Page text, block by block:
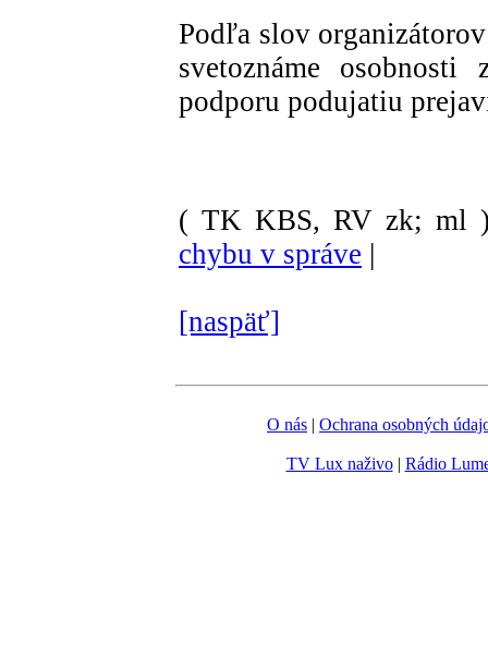
Podľa slov
svetoznáme
podporu podujatiu
( TK KBS, RV zk; ml
chybu v správe |
[naspäť]
O nás | Ochrana osobných
TV Lux naživo| Rádio